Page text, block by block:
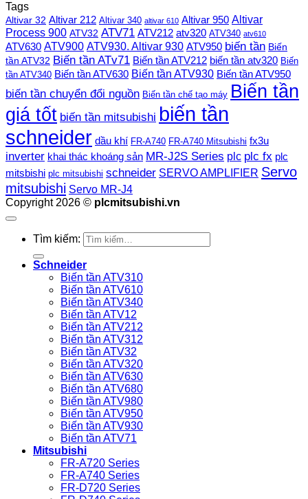
Tags
Altivar 32 Altivar 212 Altivar 340 altivar 610 Altivar 950 Altivar
Process 900 ATV32 ATV71 ATV212 atv320 ATV340 atv610
ATV630 ATV900 ATV930. Altivar 930 ATV950 biến tần Biến
tần ATV32 Biến tần ATv71 Biến tần ATV212 biến tần atv320 Biến
tần ATV340 Biến tần ATV630 Biến tần ATV930 Biến tần ATV950
biến tần chuyển đổi nguồn Biến tần chế tạo máy Biến tần
giá tốt biến tần mitsubishi biến tần
schneider dầu khí FR-A740 FR-A740 Mitsubishi fx3u
inverter khai thác khoáng sản MR-J2S Series plc plc fx plc
mitsbishi plc mitsubishi schneider SERVO AMPLIFIER Servo
mitsubishi Servo MR-J4
Copyright 2026 © plcmitsubishi.vn
Tìm kiếm:
Schneider
Biến tần ATV310
Biến tần ATV610
Biến tần ATV340
Biến tần ATV12
Biến tần ATV212
Biến tần ATV312
Biến tần ATV32
Biến tần ATV320
Biến tần ATV630
Biến tần ATV680
Biến tần ATV980
Biến tần ATV950
Biến tần ATV930
Biến tần ATV71
Mitsubishi
FR-A720 Series
FR-A740 Series
FR-D720 Series